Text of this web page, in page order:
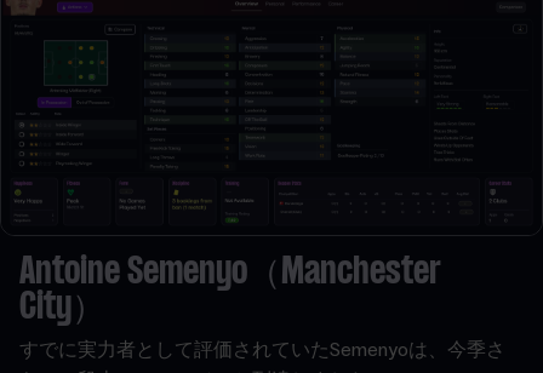
Antoine Semenyo（Manchester
City）
すでに実力者として評価されていたSemenyoは、今季さ